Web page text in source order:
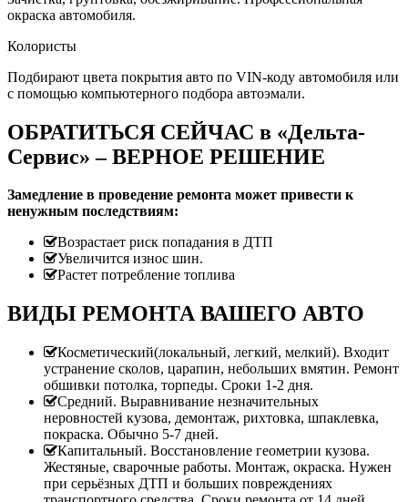
окраска автомобиля.
Колористы
Подбирают цвета покрытия авто по VIN-коду автомобиля или
с помощью компьютерного подбора автоэмали.
ОБРАТИТЬСЯ СЕЙЧАС в «Дельта-
Сервис» – ВЕРНОЕ РЕШЕНИЕ
Замедление в проведение ремонта может привести к
ненужным последствиям:
Возрастает риск попадания в ДТП
Увеличится износ шин.
Растет потребление топлива
ВИДЫ РЕМОНТА ВАШЕГО АВТО
Косметический(локальный, легкий, мелкий). Входит
устранение сколов, царапин, небольших вмятин. Ремонт
обшивки потолка, торпеды. Сроки 1-2 дня.
Средний. Выравнивание незначительных
неровностей кузова, демонтаж, рихтовка, шпаклевка,
покраска. Обычно 5-7 дней.
Капитальный. Восстановление геометрии кузова.
Жестяные, сварочные работы. Монтаж, окраска. Нужен
при серьёзных ДТП и больших повреждениях